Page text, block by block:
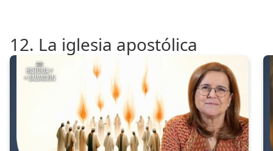
12. La iglesia apostólica